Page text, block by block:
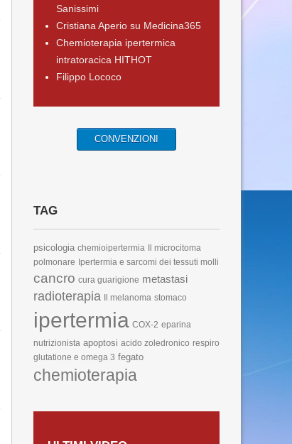
Sanissimi
Cristiana Aperio su Medicina365
Chemioterapia ipertermica
intratoracica HITHOT
Filippo Lococo
CONVENZIONI
TAG
psicologia chemioipertermia
Il microcitoma
polmonare Ipertermia e sarcomi dei tessuti molli
cancro cura guarigione metastasi
radioterapia Il melanoma stomaco
ipertermia COX-2 eparina
nutrizionista apoptosi acido zoledronico respiro
glutatione e omega 3 fegato
chemioterapia